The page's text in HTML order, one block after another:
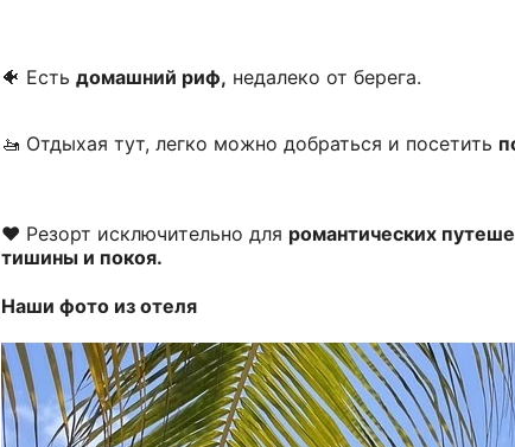
🐠 Есть домашний риф, недалеко от берега.
🚤 Отдыхая тут, легко можно добраться и посетить
❤️ Резорт исключительно для романтических
тишины и покоя.
Наши фото из отеля